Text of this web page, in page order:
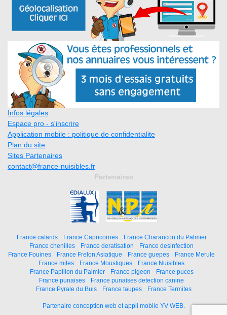
Infos légales
Espace pro - s'inscrire
Application mobile : politique de confidentialite
Plan du site
Sites Partenaires
contact@france-nuisibles.fr
Partenaires
France cafards France Capricornes
France Charancon du Palmier
France chenilles
France deratisation
France desinfection
France Fouines
France Frelon Asiatique France guepes
France Merule
France mites
France Moustiques
France Nuisibles
France Papillon du Palmier
France pigeon
France puces
France punaises
France punaises detection canine
France Pyrale du Buis
France taupes France Termites
Partenaire conception web et appli mobile YV WEB.